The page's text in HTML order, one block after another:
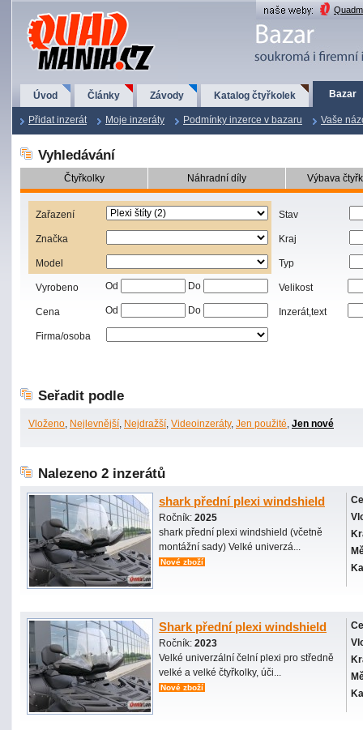
QuadMania.cz
Úvod Články Závody Katalog čtyřkolek Bazar
Přidat inzerát Moje inzeráty Podmínky inzerce v bazaru Vaše
Vyhledávání
Čtyřkolky Náhradní díly Výbava
Zařazení
Značka
Model
Vyrobeno Od Do
Cena Od Do
Firma/osoba
Stav
Kraj
Typ
Velikost
Inzerát,text
Seřadit podle
Vloženo, Nejlevnější, Nejdražší, Videoinzeráty, Jen použité, Jen nové
Nalezeno 2 inzerátů
shark přední plexi windshield
Ročník: 2025
shark přední plexi windshield (včetně
montážní sady) Velké univerzá...
Nové zboží
Shark přední plexi windshield
Ročník: 2023
Velké univerzální čelní plexi pro středně
velké a velké čtyřkolky, úči...
Nové zboží